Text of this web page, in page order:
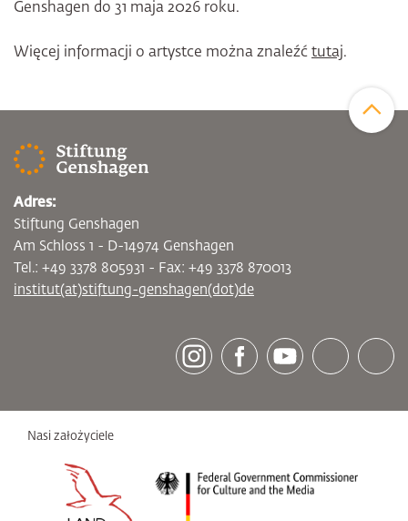
Genshagen do 31 maja 2026 roku.
Więcej informacji o artystce można znaleźć tutaj.
[socialLinksTitle]
Adres:
Stiftung Genshagen
Am Schloss 1 - D-14974 Genshagen
Tel.: +49 3378 805931 - Fax: +49 3378 870013
institut(at)stiftung-genshagen(dot)de
Nasi założyciele